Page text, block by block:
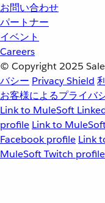
お問い合わせ
パートナー
イベント
Careers
© Copyright 2025
バシー Privacy Shield
お客様によるプライバ
Link to MuleSoft
profile Link to
Facebook profile Link
MuleSoft Twitch profile